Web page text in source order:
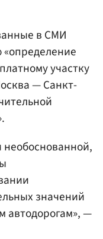
в СМИ
«определение
участку
— Санкт-
необоснованной,
значений
автодорогам», —